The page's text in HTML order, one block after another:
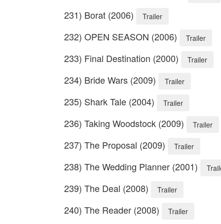
231) Borat (2006) Trailer
232) OPEN SEASON (2006) Trailer
233) Final Destination (2000) Trailer
234) Bride Wars (2009) Trailer
235) Shark Tale (2004) Trailer
236) Taking Woodstock (2009) Trailer
237) The Proposal (2009) Trailer
238) The Wedding Planner (2001)
239) The Deal (2008) Trailer
240) The Reader (2008) Trailer